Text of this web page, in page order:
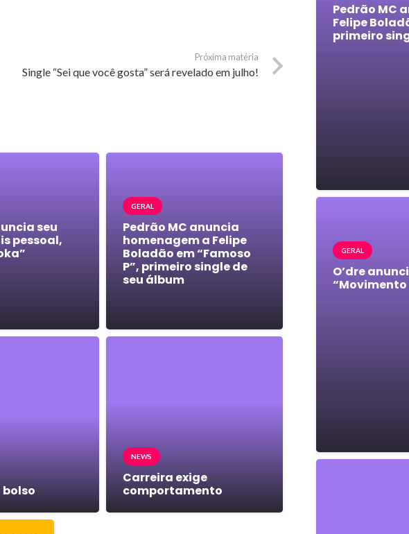
Próxima matéria
Single “Sei que você gosta” será revelado em julho!
seu
pessoal,
GERAL
Pedrão MC anuncia
homenagem a Felipe
Boladão em “Famoso
P”, primeiro single de
seu álbum
bolso
NEWS
Carreira exige
comportamento
Pedrão MC
Felipe
primeiro
GERAL
O’dre
“Movimento